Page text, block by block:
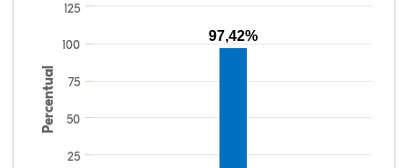
Percentual
25
50
75
100
125
97,42%